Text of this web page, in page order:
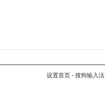
设置首页 - 搜狗输入法